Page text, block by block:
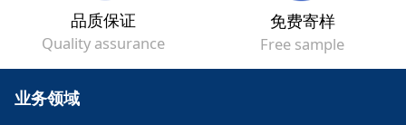
品质保证
Quality assurance
免费寄样
Free sample
业务领域